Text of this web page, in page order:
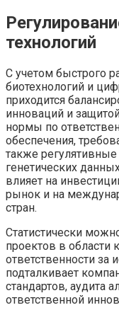
технологий
С учетом быстрого
биотехнологий и
приходится
инноваций и
нормы по
обеспечения,
также
генетических
влияет на
рынок и на
стран.
Статистически
проектов в области
ответственности за
подталкивает
стандартов, аудита
ответственной